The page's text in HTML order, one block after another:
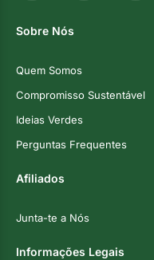
Sobre Nós
Quem Somos
Compromisso Sustentável
Ideias Verdes
Perguntas Frequentes
Afiliados
Junta-te a Nós
Informações Legais